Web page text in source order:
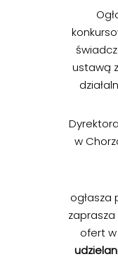
ustawą
w
ogłasza
ofert